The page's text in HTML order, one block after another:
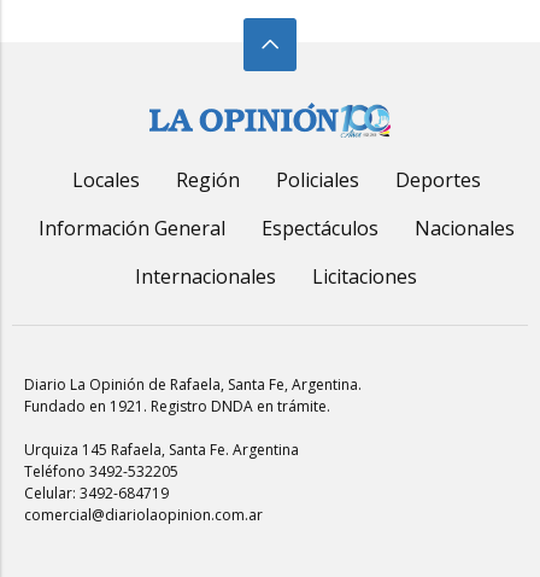
Locales Región Policiales
Deportes
Información General
Espectáculos
Nacionales
Internacionales
Licitaciones
Diario La Opinión de Rafaela, Santa Fe, Argentina.
Fundado en 1921. Registro DNDA en trámite.
Urquiza 145 Rafaela, Santa Fe. Argentina
Teléfono 3492-532205
Celular: 3492-684719
comercial@diariolaopinion.com.ar